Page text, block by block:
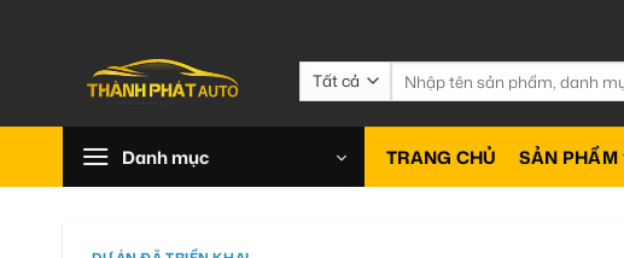
Tìm
kiếm:
Danh mục TRANG CHỦ SẢN PHẨM